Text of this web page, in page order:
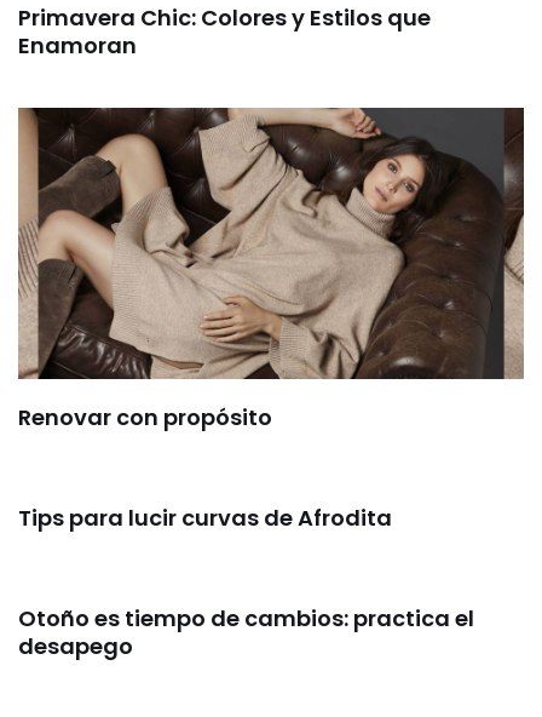
Primavera Chic: Colores y Estilos que
Enamoran
Renovar con propósito
Tips para lucir curvas de Afrodita
Otoño es tiempo de cambios: practica el
desapego